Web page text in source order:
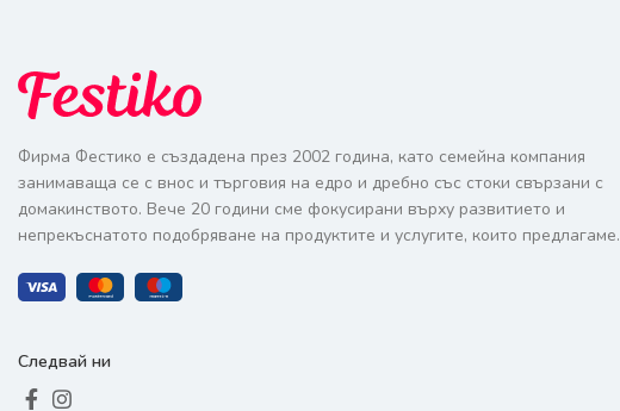
Фирма Фестико е създадена през 2002 година, като семейна компания
занимаваща се с внос и търговия на едро и дребно със стоки свързани с
домакинството. Вече 20 години сме фокусирани върху развитието и
непрекъснатото подобряване на продуктите и услугите, които предлагаме.
Следвай ни